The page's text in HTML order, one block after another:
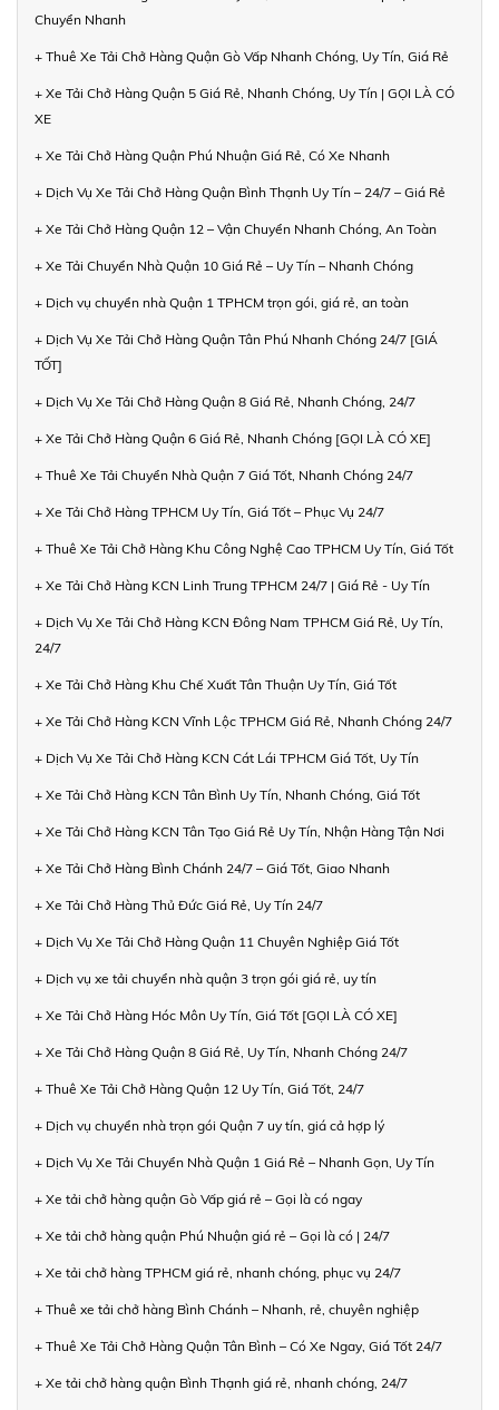
Chuyển Nhanh
+ Thuê Xe Tải Chở Hàng Quận Gò Vấp Nhanh Chóng, Uy Tín, Giá Rẻ
+ Xe Tải Chở Hàng Quận 5 Giá Rẻ, Nhanh Chóng, Uy Tín | GỌI LÀ CÓ
XE
+ Xe Tải Chở Hàng Quận Phú Nhuận Giá Rẻ, Có Xe Nhanh
+ Dịch Vụ Xe Tải Chở Hàng Quận Bình Thạnh Uy Tín – 24/7 – Giá Rẻ
+ Xe Tải Chở Hàng Quận 12 – Vận Chuyển Nhanh Chóng, An Toàn
+ Xe Tải Chuyển Nhà Quận 10 Giá Rẻ – Uy Tín – Nhanh Chóng
+ Dịch vụ chuyển nhà Quận 1 TPHCM trọn gói, giá rẻ, an toàn
+ Dịch Vụ Xe Tải Chở Hàng Quận Tân Phú Nhanh Chóng 24/7 [GIÁ
TỐT]
+ Dịch Vụ Xe Tải Chở Hàng Quận 8 Giá Rẻ, Nhanh Chóng, 24/7
+ Xe Tải Chở Hàng Quận 6 Giá Rẻ, Nhanh Chóng [GỌI LÀ CÓ XE]
+ Thuê Xe Tải Chuyển Nhà Quận 7 Giá Tốt, Nhanh Chóng 24/7
+ Xe Tải Chở Hàng TPHCM Uy Tín, Giá Tốt – Phục Vụ 24/7
+ Thuê Xe Tải Chở Hàng Khu Công Nghệ Cao TPHCM Uy Tín, Giá Tốt
+ Xe Tải Chở Hàng KCN Linh Trung TPHCM 24/7 | Giá Rẻ - Uy Tín
+ Dịch Vụ Xe Tải Chở Hàng KCN Đông Nam TPHCM Giá Rẻ, Uy Tín,
24/7
+ Xe Tải Chở Hàng Khu Chế Xuất Tân Thuận Uy Tín, Giá Tốt
+ Xe Tải Chở Hàng KCN Vĩnh Lộc TPHCM Giá Rẻ, Nhanh Chóng 24/7
+ Dịch Vụ Xe Tải Chở Hàng KCN Cát Lái TPHCM Giá Tốt, Uy Tín
+ Xe Tải Chở Hàng KCN Tân Bình Uy Tín, Nhanh Chóng, Giá Tốt
+ Xe Tải Chở Hàng KCN Tân Tạo Giá Rẻ Uy Tín, Nhận Hàng Tận Nơi
+ Xe Tải Chở Hàng Bình Chánh 24/7 – Giá Tốt, Giao Nhanh
+ Xe Tải Chở Hàng Thủ Đức Giá Rẻ, Uy Tín 24/7
+ Dịch Vụ Xe Tải Chở Hàng Quận 11 Chuyên Nghiệp Giá Tốt
+ Dịch vụ xe tải chuyển nhà quận 3 trọn gói giá rẻ, uy tín
+ Xe Tải Chở Hàng Hóc Môn Uy Tín, Giá Tốt [GỌI LÀ CÓ XE]
+ Xe Tải Chở Hàng Quận 8 Giá Rẻ, Uy Tín, Nhanh Chóng 24/7
+ Thuê Xe Tải Chở Hàng Quận 12 Uy Tín, Giá Tốt, 24/7
+ Dịch vụ chuyển nhà trọn gói Quận 7 uy tín, giá cả hợp lý
+ Dịch Vụ Xe Tải Chuyển Nhà Quận 1 Giá Rẻ – Nhanh Gọn, Uy Tín
+ Xe tải chở hàng quận Gò Vấp giá rẻ – Gọi là có ngay
+ Xe tải chở hàng quận Phú Nhuận giá rẻ – Gọi là có | 24/7
+ Xe tải chở hàng TPHCM giá rẻ, nhanh chóng, phục vụ 24/7
+ Thuê xe tải chở hàng Bình Chánh – Nhanh, rẻ, chuyên nghiệp
+ Thuê Xe Tải Chở Hàng Quận Tân Bình – Có Xe Ngay, Giá Tốt 24/7
+ Xe tải chở hàng quận Bình Thạnh giá rẻ, nhanh chóng, 24/7